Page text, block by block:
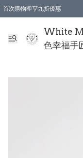
首次購物即享九折優惠
White
色幸福手